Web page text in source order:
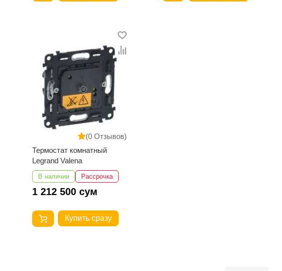
(0 Отзывов)
Термостат комнатный
Legrand Valena
В наличии Рассрочка
1 212 500 сум
Купить сразу